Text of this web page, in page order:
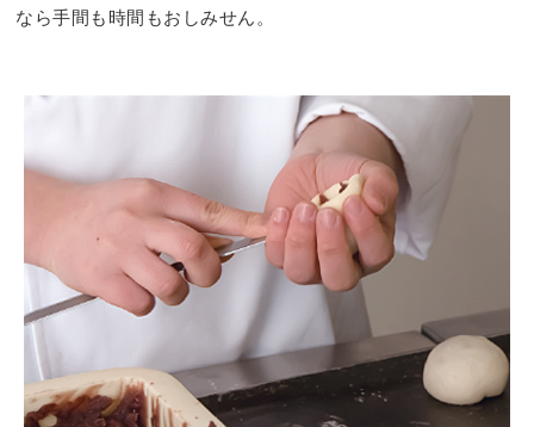
なら手間も時間もおしみせん。